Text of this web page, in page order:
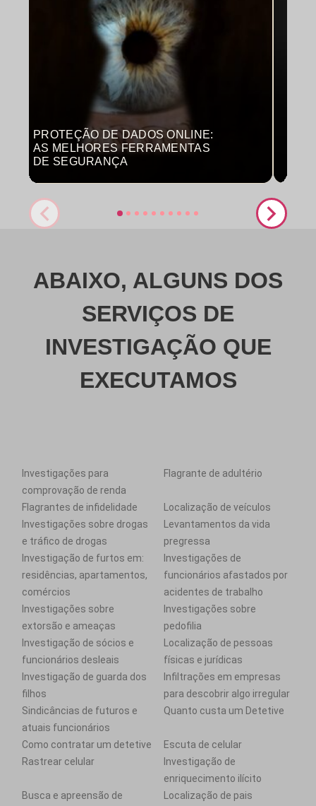
PROTEÇÃO DE DADOS ONLINE:
AS MELHORES FERRAMENTAS
DE SEGURANÇA
ABAIXO, ALGUNS DOS
SERVIÇOS DE
INVESTIGAÇÃO QUE
EXECUTAMOS
Investigações para
comprovação de renda
Flagrante de adultério
Flagrantes de infidelidade
Localização de veículos
Investigações sobre drogas
e tráfico de drogas
Levantamentos da vida
pregressa
Investigação de furtos em:
residências, apartamentos,
comércios
Investigações de
funcionários afastados por
acidentes de trabalho
Investigações sobre
extorsão e ameaças
Investigações sobre
pedofilia
Investigação de sócios e
funcionários desleais
Localização de pessoas
físicas e jurídicas
Investigação de guarda dos
filhos
Infiltrações em empresas
para descobrir algo irregular
Sindicâncias de futuros e
atuais funcionários
Quanto custa um Detetive
Como contratar um detetive
Escuta de celular
Rastrear celular
Investigação de
enriquecimento ilícito
Busca e apreensão de
Localização de pais